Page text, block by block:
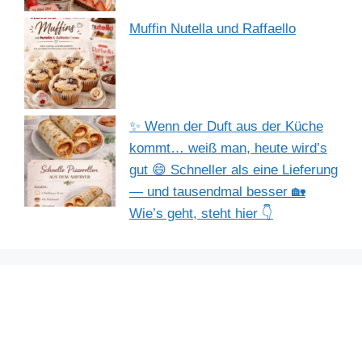
Muffin Nutella und Raffaello
✨ Wenn der Duft aus der Küche
kommt… weiß man, heute wird’s
gut 😄 Schneller als eine Lieferung
— und tausendmal besser 🏡
Wie’s geht, steht hier 👇